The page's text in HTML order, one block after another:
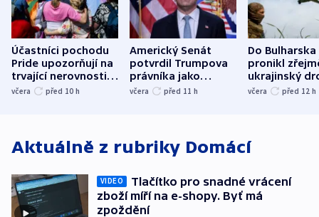
Účastníci pochodu
Pride upozorňují na
trvající nerovnosti i
společenskou
včera před 10 h
Americký Senát
potvrdil Trumpova
právníka jako
ministra
včera před 11 h
Do Bulharska
pronikl
ukrajinský
explodoval
včera před 12 h
Aktuálně z rubriky Domácí
VIDEO
Tlačítko pro snadné vrácení
zboží míří na e-shopy. Byť má
zpoždění